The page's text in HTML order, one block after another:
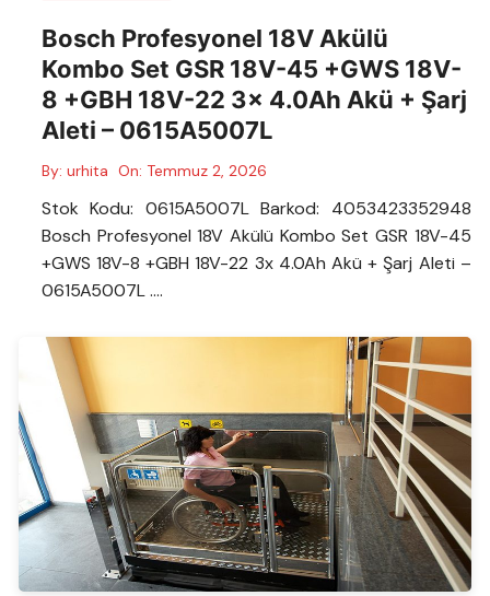
Bosch Profesyonel 18V Akülü
Kombo Set GSR 18V-45 +GWS 18V-
8 +GBH 18V-22 3x 4.0Ah Akü + Şarj
Aleti – 0615A5007L
By: urhita On: Temmuz 2, 2026
Stok Kodu: 0615A5007L Barkod: 4053423352948
Bosch Profesyonel 18V Akülü Kombo Set GSR 18V-45
+GWS 18V-8 +GBH 18V-22 3x 4.0Ah Akü + Şarj Aleti –
0615A5007L ….